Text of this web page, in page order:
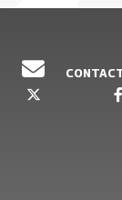
bautista;
pobladores
otros, se
otra parte, la
buscaron
puerto libre